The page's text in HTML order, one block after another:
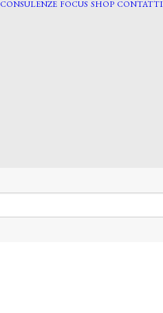
CONSULENZE FOCUS SHOP CONTATTI